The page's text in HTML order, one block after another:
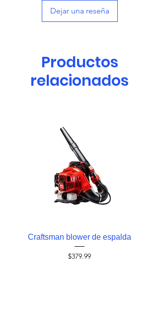
Dejar una reseña
Productos
relacionados
Craftsman blower de espalda
Precio
$379.99